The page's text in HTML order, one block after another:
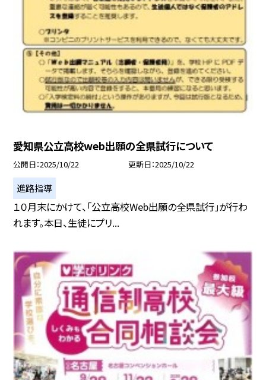
愛知県公立高校web出願の全県試行について
公開日 2025/10/22 更新日 2025/10/22
進路指導
１０月末にかけて、「公立高校Web出願の全県試行」が行わ
れます。本日、生徒にプリ...